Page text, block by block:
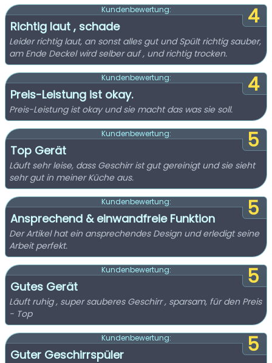
4
Kundenbewertung:
Richtig laut , schade
Leider richtig laut, an sonst alles gut und Spült richtig sauber,
am Ende Deckel wird selber auf , und richtig trocken.
4
Kundenbewertung:
Preis-Leistung ist okay.
Preis-Leistung ist okay und sie macht das was sie soll.
5
Kundenbewertung:
Top Gerät
Läuft sehr leise, dass Geschirr ist gut gereinigt und sie sieht
sehr gut in meiner Küche aus.
5
Kundenbewertung:
Ansprechend & einwandfreie Funktion
Der Artikel hat ein ansprechendes Design und erledigt seine
Arbeit perfekt.
5
Kundenbewertung:
Gutes Gerät
Läuft ruhig , super sauberes Geschirr , sparsam, für den Preis
- Top
5
Kundenbewertung:
Guter Geschirrspüler